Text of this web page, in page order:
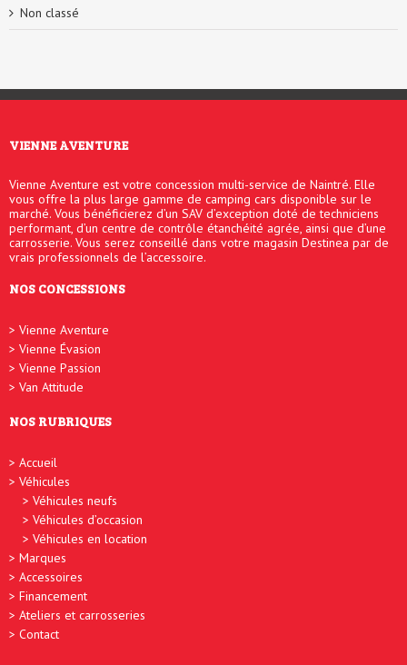
Non classé
VIENNE AVENTURE
Vienne Aventure est votre concession multi-service de Naintré. Elle
vous offre la plus large gamme de camping cars disponible sur le
marché. Vous bénéficierez d’un SAV d’exception doté de techniciens
performant, d’un centre de contrôle étanchéité agrée, ainsi que d’une
carrosserie. Vous serez conseillé dans votre magasin Destinea par de
vrais professionnels de l’accessoire.
NOS CONCESSIONS
Vienne Aventure
Vienne Évasion
Vienne Passion
Van Attitude
NOS RUBRIQUES
Accueil
Véhicules
Véhicules neufs
Véhicules d’occasion
Véhicules en location
Marques
Accessoires
Financement
Ateliers et carrosseries
Contact